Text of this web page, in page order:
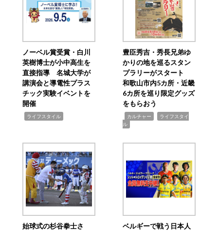
ノーベル賞受賞・白川
英樹博士が小中高生を
直接指導 名城大学が
講演会と導電性プラス
チック実験イベントを
開催
ライフスタイル
豊臣秀吉・秀長兄弟ゆ
かりの地を巡るスタン
プラリーがスタート
和歌山市内5カ所・近畿
6カ所を巡り限定グッズ
をもらおう
カルチャー
ライフスタイ
ル
始球式の杉谷拳士さ
ベルギーで戦う日本人